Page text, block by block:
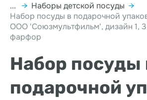
... → Наборы детской посуды →
Набор посуды в подарочной
ООО 'Союзмультфильм', дизайн 1, 3
фарфор
Набор посуды
подарочной